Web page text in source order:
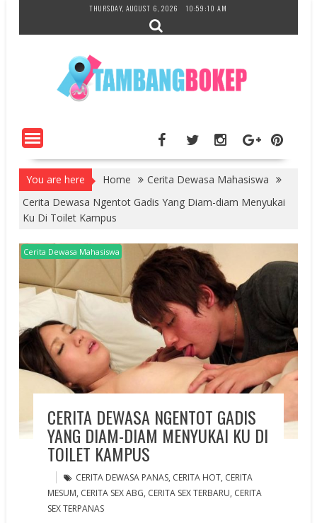
content
THURSDAY, AUGUST 6, 2026 10:59:11 AM
You are here Home
Cerita Dewasa Mahasiswa
Cerita Dewasa Ngentot Gadis Yang Diam-diam Menyukai
Ku Di Toilet Kampus
Cerita Dewasa Mahasiswa
CERITA DEWASA NGENTOT GADIS
YANG DIAM-DIAM MENYUKAI KU DI
TOILET KAMPUS
CERITA DEWASA PANAS, CERITA HOT, CERITA
MESUM, CERITA SEX ABG, CERITA SEX TERBARU, CERITA
SEX TERPANAS